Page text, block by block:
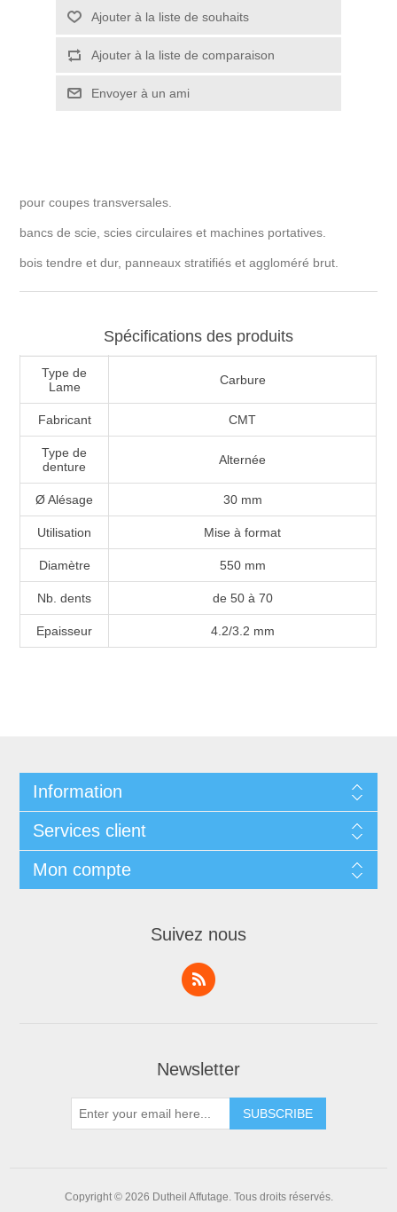
pour coupes transversales.
bancs de scie, scies circulaires et machines portatives.
bois tendre et dur, panneaux stratifiés et aggloméré brut.
Spécifications des produits
Type de
Lame
Carbure
Fabricant CMT
Type de
denture
Alternée
Ø Alésage 30 mm
Utilisation Mise à format
Diamètre 550 mm
Nb. dents de 50 à 70
Epaisseur 4.2/3.2 mm
Information
Services client
Mon compte
Suivez nous
Newsletter
Copyright © 2026 Dutheil Affutage. Tous droits réservés.